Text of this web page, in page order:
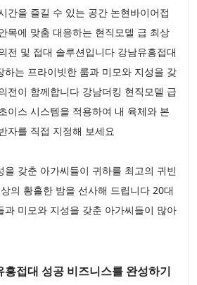
간을 즐길 수 있는 공간 논현바이어접
목에 맞춤 대응하는 현직모델 급 최상
전 및 접대 솔루션입니다 강남유흥접대
하는 프라이빗한 룸과 미모와 지성을 갖
전이 함께합니다 강남더킹 현직모델 급
이스 시스템을 적용하여 내 육체와 본
자를 직접 지정해 보세요
을 갖춘 아가씨들이 귀하를 최고의 귀빈
의 황홀한 밤을 선사해 드립니다 20대
과 미모와 지성을 갖춘 아가씨들이 많아
접대 성공 비즈니스를 완성하기